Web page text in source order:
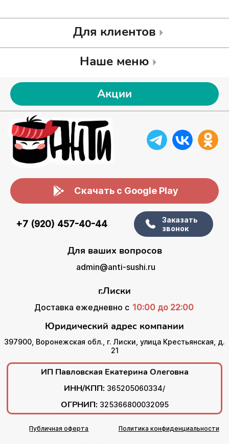
Для клиентов
Наше меню
Акции
Скачать с Google Play
+7 (920) 457-40-44
Заказать
звонок
Для ваших вопросов
admin@anti-sushi.ru
г.Лиски
Доставка ежедневно с 10:00 до 22:00
Юридический адрес компании
397900, Воронежская обл., г. Лиски, улица Крестьянская, д.
21
ИП Павловская Екатерина Олеговна
ИНН/КПП: 365205060334/
ОГРНИП: 325366800032095
Публичная оферта Политика конфиденциальности